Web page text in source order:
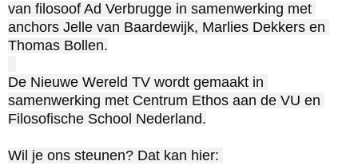
van filosoof Ad Verbrugge in samenwerking met
anchors Jelle van Baardewijk, Marlies Dekkers en
Thomas Bollen.
De Nieuwe Wereld TV wordt gemaakt in
samenwerking met Centrum Ethos aan de VU en
Filosofische School Nederland.
Wil je ons steunen? Dat kan hier: